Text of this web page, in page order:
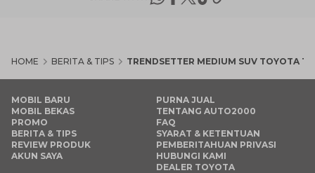
HOME BERITA & TIPS TRENDSETTER MEDIUM SUV TOYOTA
MOBIL BARU
MOBIL BEKAS
PROMO
BERITA & TIPS
REVIEW PRODUK
AKUN SAYA
PURNA JUAL
TENTANG AUTO2000
FAQ
SYARAT & KETENTUAN
PEMBERITAHUAN PRIVASI
HUBUNGI KAMI
DEALER TOYOTA